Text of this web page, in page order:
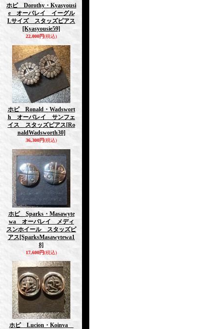
ホピ Dorothy・Kyasyousi
e オーバレイ イーグル
Lサイズ スタッズピアス
[Kyasyousie59]
22,000円(税込)
ホピ Ronald・Wadswort
h オーバレイ サンフェ
イス スタッズピアス [Ro
naldWadsworth30]
36,300円(税込)
ホピ Sparks・Masawyte
wa オーバレイ メディ
スンホイール スタッズピ
アス [SparksMasawytewa1
8]
17,600円(税込)
ホピ Lucion・Koinva